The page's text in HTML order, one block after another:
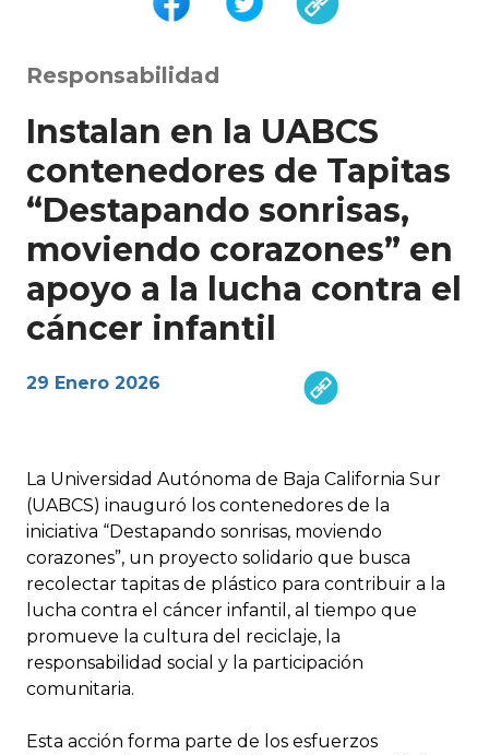
Responsabilidad
Instalan en la UABCS
contenedores de Tapitas
“Destapando sonrisas,
moviendo corazones” en
apoyo a la lucha contra el
cáncer infantil
29 Enero 2026
La Universidad Autónoma de Baja California Sur
(UABCS) inauguró los contenedores de la
iniciativa “Destapando sonrisas, moviendo
corazones”, un proyecto solidario que busca
recolectar tapitas de plástico para contribuir a la
lucha contra el cáncer infantil, al tiempo que
promueve la cultura del reciclaje, la
responsabilidad social y la participación
comunitaria.
Esta acción forma parte de los esfuerzos